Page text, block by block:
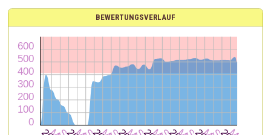
BEWERTUNGSVERLAUF